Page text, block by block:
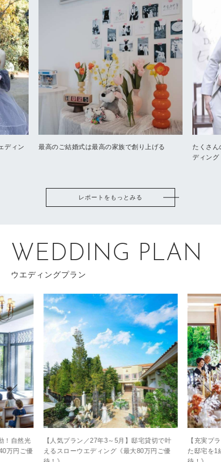
ディン 最高のご結婚式は最高の家族で創り上げる
たくさ
ディング
レポートをもっとみる
WEDDING PLAN
ウエディングプラン
！自然光
万円ご優
【人気プラン／27年3～5月】邸宅貸切で叶
えるスローウエディング《最大80万円ご優
【充実プ
た邸宅を1